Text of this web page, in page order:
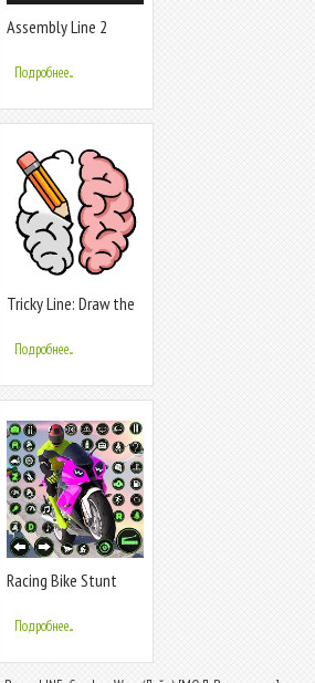
Assembly Line 2
Подробнее...
Tricky Line: Draw the
Подробнее...
Racing Bike Stunt
Подробнее...